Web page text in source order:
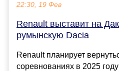
22:30, 19 Фев
Renault выставит на
румынскую Dacia
Renault планирует
соревнованиях в 2025